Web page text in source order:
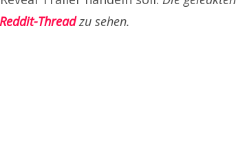
Reddit-Threadzu sehen.